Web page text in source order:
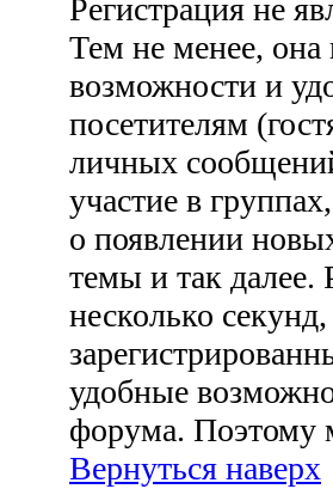
Регистрация не
Тем не менее, она
возможности и
посетителям
личных
участие в
о появлении
темы и так далее.
несколько
удобные
форума. Поэтому
Вернуться наверх